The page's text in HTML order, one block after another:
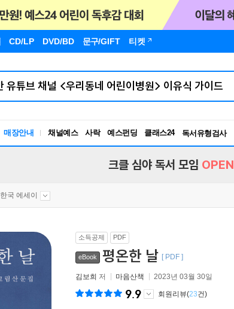
CD/LP DVD/BD 문구/GIFT 티켓
매장안내 채널예스 사락 예스펀딩 클래스24
독서유형검사
RBTI Lab
크클 심야 독서 모임 OPEN
한국 에세이
소득공제 PDF
eBook 평온한 날 [ PDF ]
김보희 저 마음산책 2023년 03월 30일
9.9 회원리뷰(23건)